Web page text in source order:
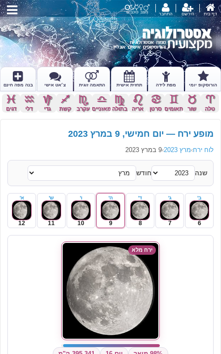
דף בית הירשם התחבר מצב כוכבים
הורוסקופ יומי מפת לידה תחזית אישית התאמה זוגית צ׳אט אישי בנה מפה חינם
a
טלה
s
שור
d
תאומים
f
סרטן
g
אריה
h
בתולה
j
מאזניים
k
עקרב
l
קשת
z
גדי
x
דלי
c
דגים
מופע ירח — יום חמישי, 9 במרץ 2023
לוח ירח›מרץ 2023 ›9 במרץ 2023
שנה חודש
ב'
6
ג'
7
ד'
8
ה'
9
ו'
10
ש'
11
א'
12
ירח מלא